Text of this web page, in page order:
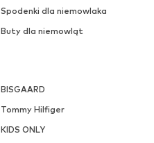
Spodenki dla niemowlaka
Buty dla niemowląt
BISGAARD
Tommy Hilfiger
KIDS ONLY